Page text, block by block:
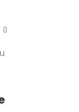
0